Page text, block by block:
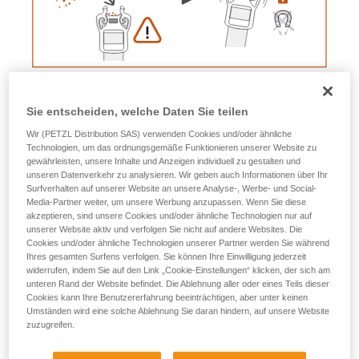
Vorgehensweise zum
Entfernen der Magnete
Magnet des Steckteils der Schnalle
Sie entscheiden, welche Daten Sie teilen
Wir (PETZL Distribution SAS) verwenden Cookies und/oder ähnliche
Technologien, um das ordnungsgemäße Funktionieren unserer Website zu
gewährleisten, unsere Inhalte und Anzeigen individuell zu gestalten und
unseren Datenverkehr zu analysieren. Wir geben auch Informationen über Ihr
Surfverhalten auf unserer Website an unsere Analyse-, Werbe- und Social-
Media-Partner weiter, um unsere Werbung anzupassen. Wenn Sie diese
akzeptieren, sind unsere Cookies und/oder ähnliche Technologien nur auf
unserer Website aktiv und verfolgen Sie nicht auf andere Websites. Die
Cookies und/oder ähnliche Technologien unserer Partner werden Sie während
Ihres gesamten Surfens verfolgen. Sie können Ihre Einwilligung jederzeit
widerrufen, indem Sie auf den Link „Cookie-Einstellungen“ klicken, der sich am
unteren Rand der Website befindet. Die Ablehnung aller oder eines Teils dieser
Cookies kann Ihre Benutzererfahrung beeinträchtigen, aber unter keinen
Umständen wird eine solche Ablehnung Sie daran hindern, auf unsere Website
zuzugreifen.